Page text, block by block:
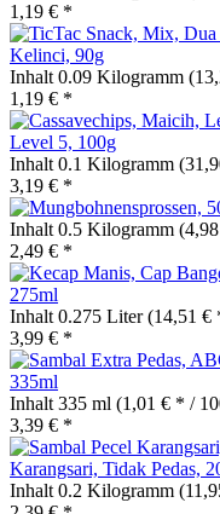
1,19 € *
Kelinci, 90g
Inhalt 0.09 Kilogramm
1,19 € *
Level 5, 100g
Inhalt 0.1 Kilogramm
3,19 € *
Inhalt 0.5 Kilogramm
2,49 € *
275ml
Inhalt 0.275 Liter(14,51 €
3,99 € *
335ml
Inhalt 335 ml (1,01 € * /
3,39 € *
Karangsari, Tidak Pedas,
Inhalt 0.2 Kilogramm